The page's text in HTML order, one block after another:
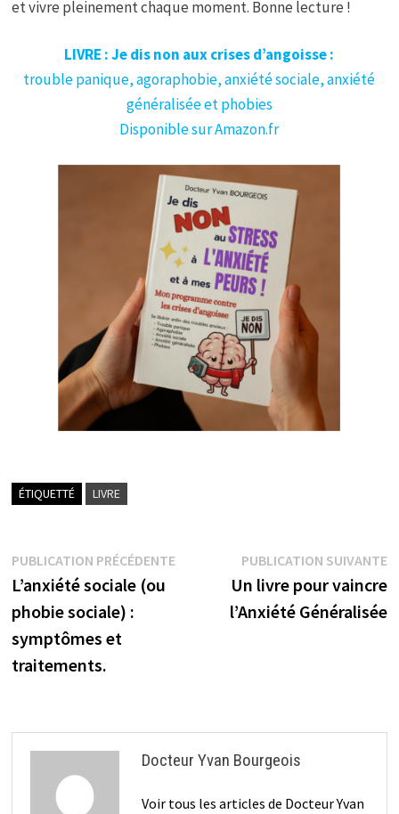
et vivre pleinement chaque moment. Bonne lecture !
LIVRE : Je dis non aux crises d’angoisse :
trouble panique, agoraphobie, anxiété sociale, anxiété
généralisée et phobies
Disponible sur Amazon.fr
ÉTIQUETTÉ LIVRE
Navigation
de
l’article
PUBLICATION PRÉCÉDENTEPublication
précédente :
L’anxiété sociale (ou
phobie sociale) :
symptômes et
traitements.
PUBLICATION SUIVANTE
Un livre pour vaincre
l’Anxiété Généralisée
Docteur Yvan Bourgeois
Voir tous les articles de Docteur Yvan